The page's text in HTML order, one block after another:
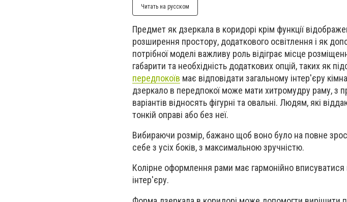
Читать на русском
Предмет як дзеркала в коридорі крім функції
розширення простору, додаткового освітлення і як
потрібної моделі важливу роль відіграє місце
габарити та необхідність додаткових опцій, таких як
передпокоїв має відповідати загальному інтер'єру
дзеркало в передпокої може мати хитромудру раму,
варіантів відносять фігурні та овальні. Людям, які
тонкій оправі або без неї.
Вибираючи розмір, бажано щоб воно було на повне
себе з усіх боків, з максимальною зручністю.
Колірне оформлення рами має гармонійно
інтер'єру.